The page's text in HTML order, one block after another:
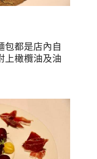
包都是店內自
上橄欖油及油